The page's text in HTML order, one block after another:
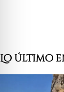
Lo último